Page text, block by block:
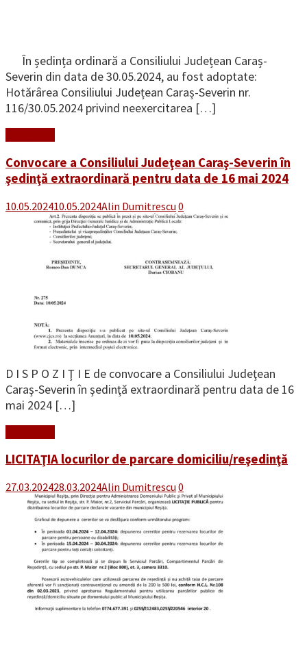
În ședința ordinară a Consiliului Județean Caraș-
Severin din data de 30.05.2024, au fost adoptate:
Hotărârea Consiliului Județean Caraș-Severin nr.
116/30.05.2024 privind neexercitarea […]
Convocare a Consiliului Judeţean Caraş-Severin în
şedinţă extraordinară pentru data de 16 mai 2024
10.05.202410.05.2024Alin Dumitrescu 0
D I S P O Z I Ţ I E de convocare a Consiliului Judeţean
Caraş-Severin în şedinţă extraordinară pentru data de 16
mai 2024 […]
LICITAŢIA locurilor de parcare domiciliu/reşedinţă
27.03.202428.03.2024Alin Dumitrescu 0